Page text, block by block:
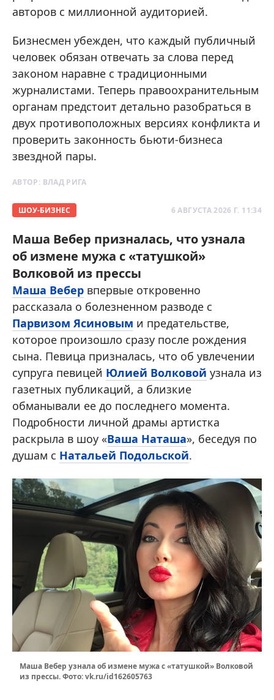
авторов с миллионной аудиторией.
Бизнесмен убежден, что каждый публичный
человек обязан отвечать за слова перед
законом наравне с традиционными
журналистами. Теперь правоохранительным
органам предстоит детально разобраться в
двух противоположных версиях конфликта и
проверить законность бьюти-бизнеса
звездной пары.
АВТОР: ВЛАД РИГА
ШОУ-БИЗНЕС 6 АВГУСТА 2026 Г. 11:34
Маша Вебер призналась, что узнала
об измене мужа с «татушкой»
Волковой из прессы
Маша Вебер впервые откровенно
рассказала о болезненном разводе с
Парвизом Ясиновым и предательстве,
которое произошло сразу после рождения
сына. Певица призналась, что об увлечении
супруга певицей Юлией Волковой узнала из
газетных публикаций, а близкие
обманывали ее до последнего момента.
Подробности личной драмы артистка
раскрыла в шоу «Ваша Наташа», беседуя по
душам с Натальей Подольской.
Маша Вебер узнала об измене мужа с «татушкой» Волковой
из прессы. Фото: vk.ru/id162605763